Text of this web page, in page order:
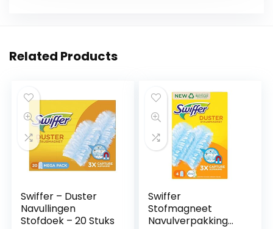
Related Products
Swiffer – Duster
Navullingen
Stofdoek – 20 Stuks
Swiffer
Stofmagneet
Navulverpakking